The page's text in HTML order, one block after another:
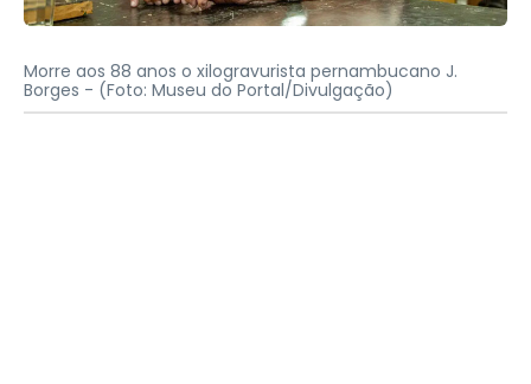
Morre aos 88 anos o xilogravurista pernambucano J.
Borges - (Foto: Museu do Portal/Divulgação)